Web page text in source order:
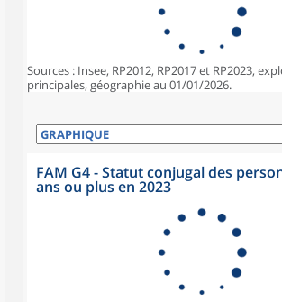
Sources : Insee, RP2012, RP2017 et RP2023,
principales, géographie au 01/01/2026.
FAM G4 - Statut conjugal des
ans ou plus en 2023